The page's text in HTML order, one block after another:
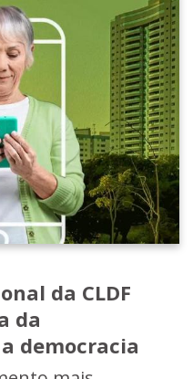
da CLDF
da
democracia